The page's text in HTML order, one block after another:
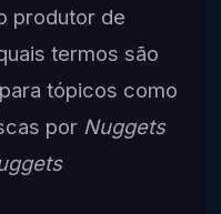
produtor de
termos são
tópicos como
por Nuggets